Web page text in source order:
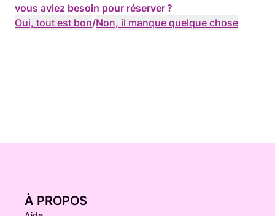
vous aviez besoin pour réserver ?
Oui, tout est bon/Non, il manque quelque chose
À PROPOS